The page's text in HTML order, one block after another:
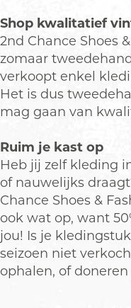
s
&
F
a
s
h
o
n
o
e
s
&
F
a
h
i
o
n
h
o
e
s
&
F
s
h
i
o
n
s
&
F
a
s
h
o
n
S
h
o
e
s
&
a
s
h
i
o
n
d
C
h
a
n
c
S
h
o
e
s
&
F
a
n
d
C
h
a
n
e
S
h
o
e
s
&
F
Shop kwalitatief
2nd Chance Shoes
zomaar
verkoopt enkel
Het is dus
mag gaan van
Ruim je kast op
Heb jij zelf kleding
of nauwelijks
Chance Shoes &
ook wat op, want
jou! Is je
seizoen niet
ophalen, of